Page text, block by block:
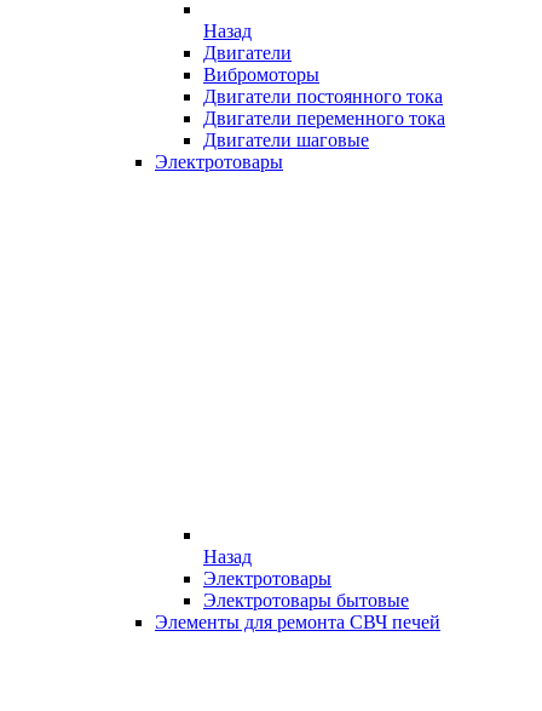
Назад
Двигатели
Вибромоторы
Двигатели постоянного тока
Двигатели переменного тока
Двигатели шаговые
Электротовары
Назад
Электротовары
Электротовары бытовые
Элементы для ремонта СВЧ печей